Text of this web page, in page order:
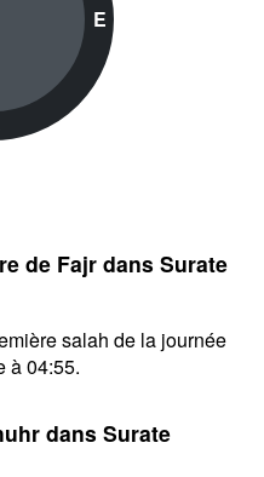
E
de Fajr dans Surate
salah de la journée
à 04:55.
dans Surate